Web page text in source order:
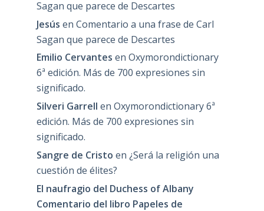
Sagan que parece de Descartes
Jesús en Comentario a una frase de Carl
Sagan que parece de Descartes
Emilio Cervantes en Oxymorondictionary
6ª edición. Más de 700 expresiones sin
significado.
Silveri Garrell en Oxymorondictionary 6ª
edición. Más de 700 expresiones sin
significado.
Sangre de Cristo en ¿Será la religión una
cuestión de élites?
El naufragio del Duchess of Albany
Comentario del libro Papeles de